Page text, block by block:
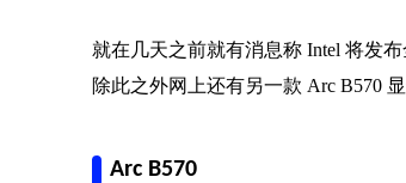
就在几天之前就有消息称 Intel 将发
除此之外网上还有另一款 Arc B570
Arc B570